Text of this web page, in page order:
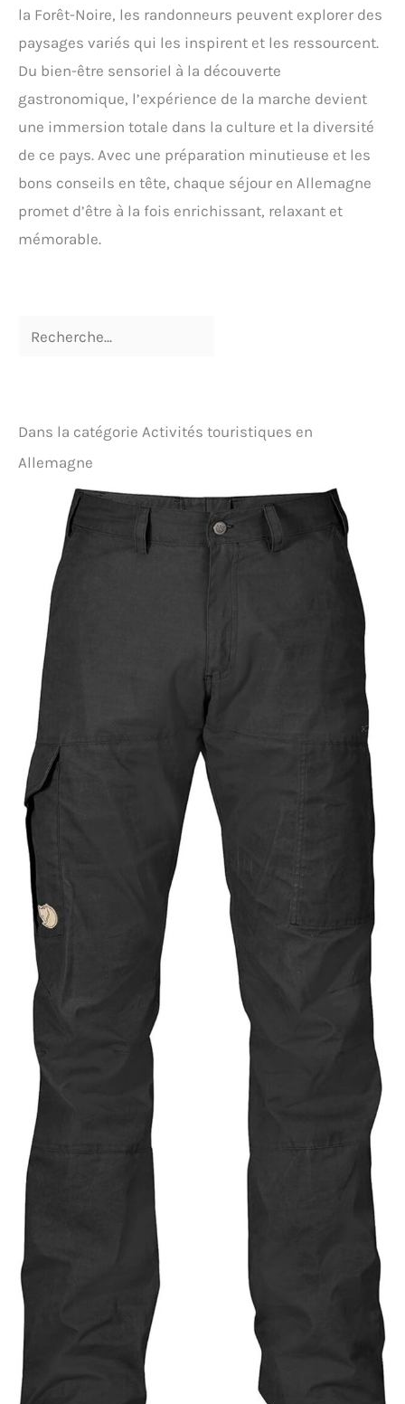
la Forêt-Noire, les randonneurs peuvent explorer des
paysages variés qui les inspirent et les ressourcent.
Du bien-être sensoriel à la découverte
gastronomique, l’expérience de la marche devient
une immersion totale dans la culture et la diversité
de ce pays. Avec une préparation minutieuse et les
bons conseils en tête, chaque séjour en Allemagne
promet d’être à la fois enrichissant, relaxant et
mémorable.
Dans la catégorie Activités touristiques en
Allemagne